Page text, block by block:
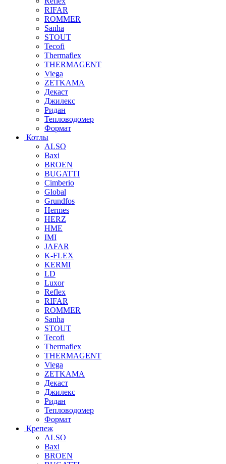
RIFAR
ROMMER
Sanha
STOUT
Tecofi
Thermaflex
THERMAGENT
Viega
ZETKAMA
Декаст
Джилекс
Ридан
Тепловодомер
Формат
Котлы
ALSO
Baxi
BROEN
BUGATTI
Cimberio
Global
Grundfos
Hermes
HERZ
HME
IMI
JAFAR
K-FLEX
KERMI
LD
Luxor
Reflex
RIFAR
ROMMER
Sanha
STOUT
Tecofi
Thermaflex
THERMAGENT
Viega
ZETKAMA
Декаст
Джилекс
Ридан
Тепловодомер
Формат
Крепеж
ALSO
Baxi
BROEN